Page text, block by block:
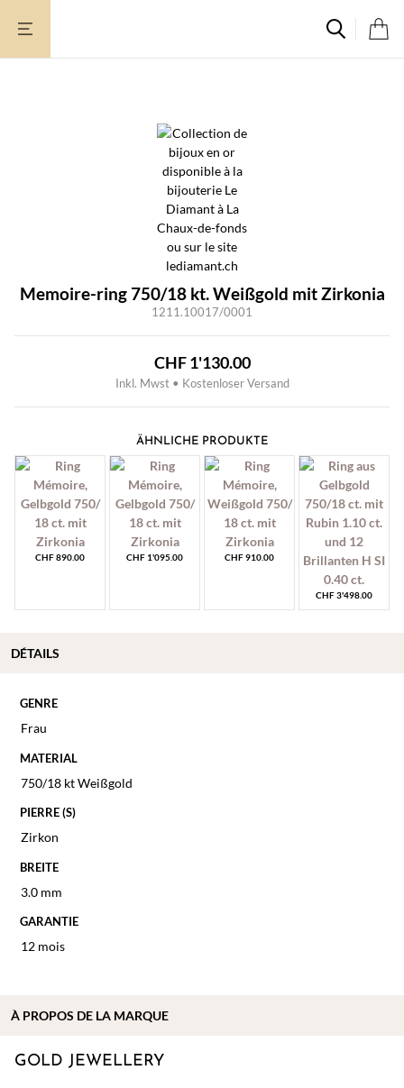
Inhalt
Memoire-ring 750/18 kt. Weißgold mit Zirkonia
1211.10017/0001
CHF1'130.00
Inkl. Mwst • Kostenloser Versand
ÄHNLICHE PRODUKTE
CHF890.00 CHF 1'095.00 CHF910.00
CHF3'498.00
GENRE
Frau
MATERIAL
750/18 kt Weißgold
PIERRE (S)
Zirkon
BREITE
3.0 mm
GARANTIE
12 mois
GOLD JEWELLERY
DÉTAILS
À PROPOS DE LA MARQUE